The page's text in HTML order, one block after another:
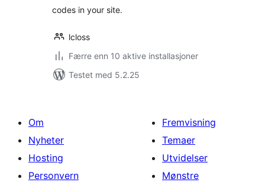
codes in your site.
lcloss
Færre enn 10 aktive installasjoner
Testet med 5.2.25
Om
Nyheter
Hosting
Personvern
Fremvisning
Temaer
Utvidelser
Mønstre